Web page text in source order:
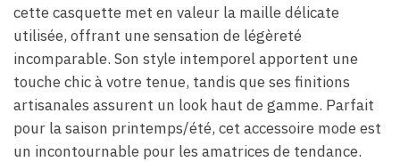
cette casquette met en valeur la maille délicate
utilisée, offrant une sensation de légèreté
incomparable. Son style intemporel apportent une
touche chic à votre tenue, tandis que ses finitions
artisanales assurent un look haut de gamme. Parfait
pour la saison printemps/été, cet accessoire mode est
un incontournable pour les amatrices de tendance.